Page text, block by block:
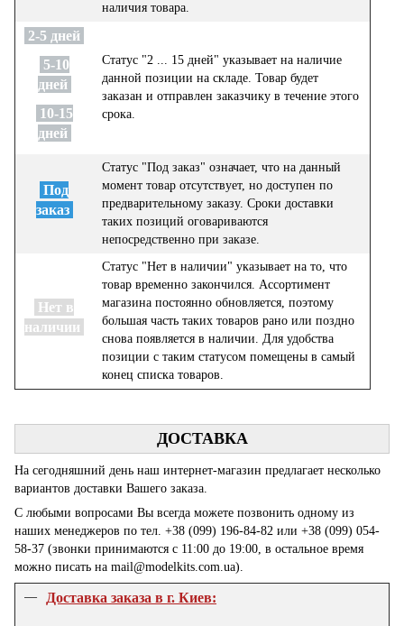
наличия товара.
2-5 дней
5-10
дней
10-15
дней
Статус "2 ... 15 дней" указывает на наличие
данной позиции на складе. Товар будет
заказан и отправлен заказчику в течение этого
срока.
Под
заказ
Статус "Под заказ" означает, что на данный
момент товар отсутствует, но доступен по
предварительному заказу. Сроки доставки
таких позиций оговариваются
непосредственно при заказе.
Нет в
наличии
Статус "Нет в наличии" указывает на то, что
товар временно закончился. Ассортимент
магазина постоянно обновляется, поэтому
большая часть таких товаров рано или поздно
снова появляется в наличии. Для удобства
позиции с таким статусом помещены в самый
конец списка товаров.
ДОСТАВКА
На сегодняшний день наш интернет-магазин предлагает несколько
вариантов доставки Вашего заказа.
С любыми вопросами Вы всегда можете позвонить одному из
наших менеджеров по тел. +38 (099) 196-84-82 или +38 (099) 054-
58-37 (звонки принимаются с 11:00 до 19:00, в остальное время
можно писать на mail@modelkits.com.ua).
Доставка заказа в г. Киев: